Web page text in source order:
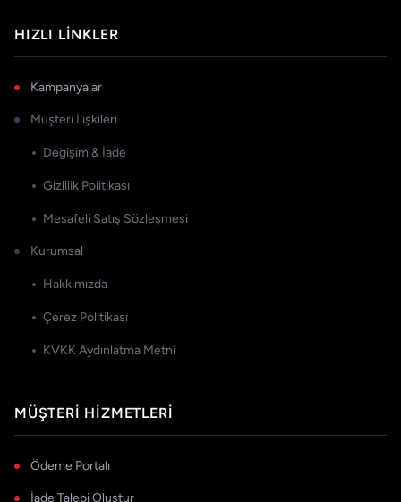
HIZLI LINKLER
Kampanyalar
Müşteri İlişkileri
Değişim & İade
Gizlilik Politikası
Mesafeli Satış Sözleşmesi
Kurumsal
Hakkımızda
Çerez Politikası
KVKK Aydınlatma Metni
MÜŞTERI HIZMETLERI
Ödeme Portalı
İade Talebi Oluştur